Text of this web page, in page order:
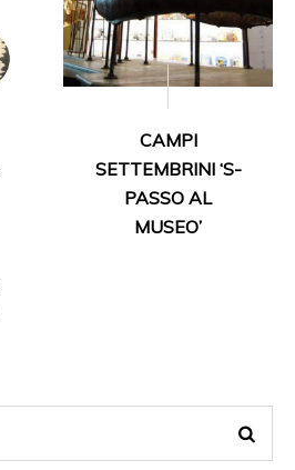
CAMPI
SETTEMBRINI ‘S-
PASSO AL
MUSEO’